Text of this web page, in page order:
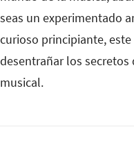
seas un experimentado
curioso principiante,
desentrañar los secretos
musical.